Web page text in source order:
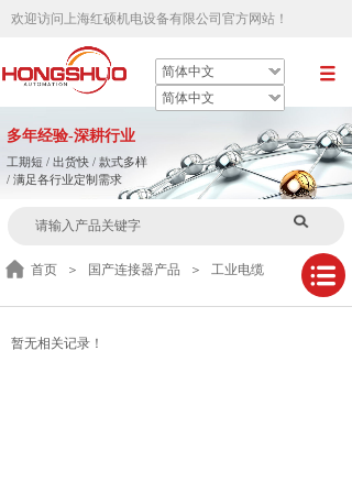
欢迎访问 上海红硕机电设备有限公司官方网站 ！
多年经验-深耕行业
工期短 / 出货快 / 款式多样
/ 满足各行业定制需求
首页 ＞ 国产连接器产品 ＞ 工业电缆
暂无相关记录！
简体中文
简体中文